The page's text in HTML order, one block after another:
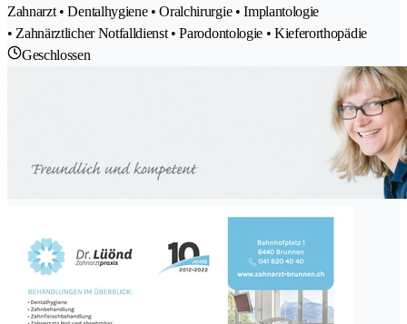
Zahnarzt • Dentalhygiene • Oralchirurgie • Implantologie
• Zahnärztlicher Notfalldienst • Parodontologie • Kieferorthopädie
Geschlossen